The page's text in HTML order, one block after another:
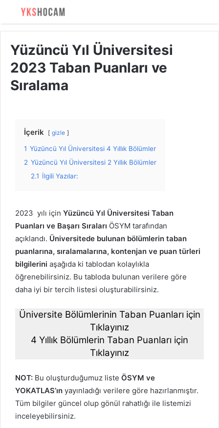
Yüzüncü Yıl Üniversitesi
2023 Taban Puanları ve
Sıralama
İçerik gizle
1 Yüzüncü Yıl Üniversitesi 4 Yıllık Bölümler
2 Yüzüncü Yıl Üniversitesi 2 Yıllık Bölümler
2.1 İlgili Yazılar:
2023 yılı için Yüzüncü Yıl Üniversitesi Taban
Puanları ve Başarı Sıraları ÖSYM tarafından
açıklandı. Üniversitede bulunan bölümlerin taban
puanlarına, sıralamalarına, kontenjan ve puan türleri
bilgilerini aşağıda ki tablodan kolaylıkla
öğrenebilirsiniz. Bu tabloda bulunan verilere göre
daha iyi bir tercih listesi oluşturabilirsiniz.
Üniversite Bölümlerinin Taban Puanları için
Tıklayınız
4 Yıllık Bölümlerin Taban Puanları için
Tıklayınız
NOT: Bu oluşturduğumuz liste ÖSYM ve
YOKATLAS’ın yayınladığı verilere göre hazırlanmıştır.
Tüm bilgiler güncel olup gönül rahatlığı ile listemizi
inceleyebilirsiniz.